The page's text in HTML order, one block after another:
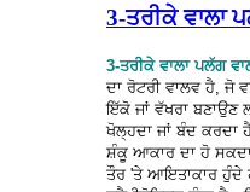
3-ਤਰੀਕੇ ਵਾਲਾ
3-ਤਰੀਕੇ ਵਾਲਾ ਪਲੱਗ
ਦਾ ਰੋਟਰੀ ਵਾਲਵ ਹੈ, ਜੋ
ਇੱਕੋ ਜਾਂ ਵੱਖਰਾ ਬਣਾਉਣ
ਖੋਲ੍ਹਦਾ ਜਾਂ ਬੰਦ ਕਰਦਾ
ਸ਼ੰਕੂ ਆਕਾਰ ਦਾ ਹੋ
ਤੌਰ 'ਤੇ ਆਇਤਾਕਾਰ ਹੁੰਦੇ